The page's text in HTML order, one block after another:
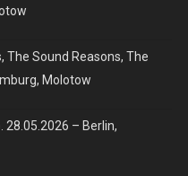
The Sound Reasons, The
Molotow
28.05.2026 – Berlin,